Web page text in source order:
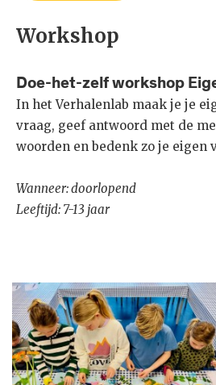
Workshop
Doe-het-zelf workshop
In het Verhalenlab maak je je
vraag, geef antwoord met de
woorden en bedenk zo je eigen
Wanneer: doorlopend
Leeftijd: 7-13 jaar